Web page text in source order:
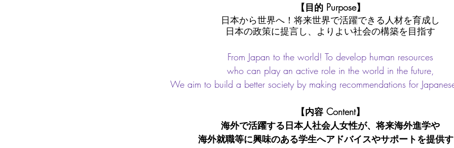
【目的 Purpose】
日本から世界へ！将来世界で活躍できる人材を育成し
日本の政策に提言し、よりよい社会の構築を目指す
From Japan to the world! To develop human resources
who can play an active role in the world in the future,
We aim to build a better society by making recommendations for
【内容 Content】
海外で活躍する日本人社会人女性が、将来海外進学や
海外就職等に興味のある学生へアドバイスやサポートを提供